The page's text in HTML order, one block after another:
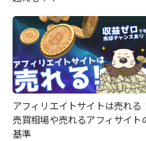
アフィリエイトサイトは売れる
売買相場や売れるアフィサイト
基準